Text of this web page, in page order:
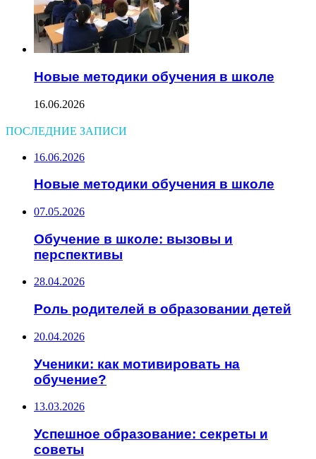
Новые методики обучения в школе
16.06.2026
ПОСЛЕДНИЕ ЗАПИСИ
16.06.2026
Новые методики обучения в школе
07.05.2026
Обучение в школе: вызовы и
перспективы
28.04.2026
Роль родителей в образовании детей
20.04.2026
Ученики: как мотивировать на
обучение?
13.03.2026
Успешное образование: секреты и
советы